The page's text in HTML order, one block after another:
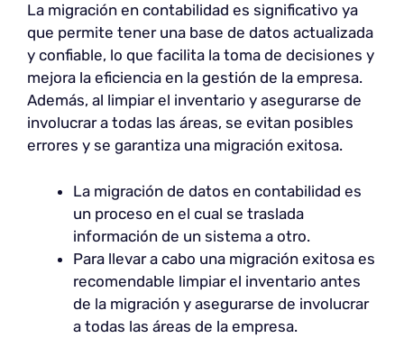
La migración en contabilidad es significativo ya
que permite tener una base de datos actualizada
y confiable, lo que facilita la toma de decisiones y
mejora la eficiencia en la gestión de la empresa.
Además, al limpiar el inventario y asegurarse de
involucrar a todas las áreas, se evitan posibles
errores y se garantiza una migración exitosa.
La migración de datos en contabilidad es
un proceso en el cual se traslada
información de un sistema a otro.
Para llevar a cabo una migración exitosa es
recomendable limpiar el inventario antes
de la migración y asegurarse de involucrar
a todas las áreas de la empresa.